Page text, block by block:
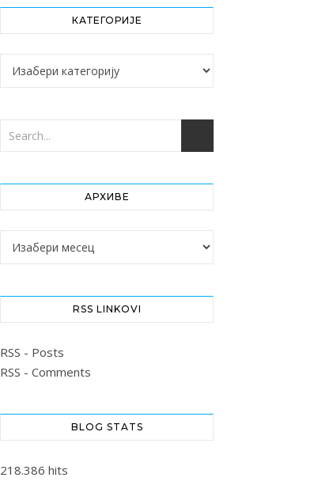
КАТЕГОРИЈЕ
Категорије
АРХИВЕ
Архиве
RSS LINKOVI
RSS - Posts
RSS - Comments
BLOG STATS
218.386 hits